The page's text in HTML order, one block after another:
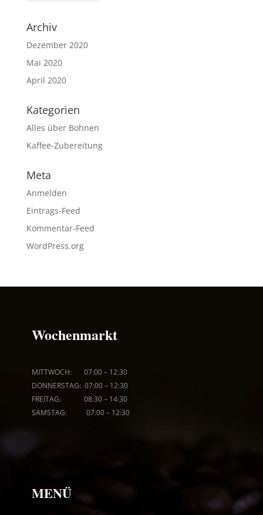
Archiv
Dezember 2020
Mai 2020
April 2020
Kategorien
Alles über Bohnen
Kaffee-Zubereitung
Meta
Anmelden
Eintrags-Feed
Kommentar-Feed
WordPress.org
Wochenmarkt
MITTWOCH: 07:00– 12:30
DONNERSTAG: 07:00– 12:30
FREITAG: 08:30– 14:30
SAMSTAG: 07:00– 12:30
MENÜ